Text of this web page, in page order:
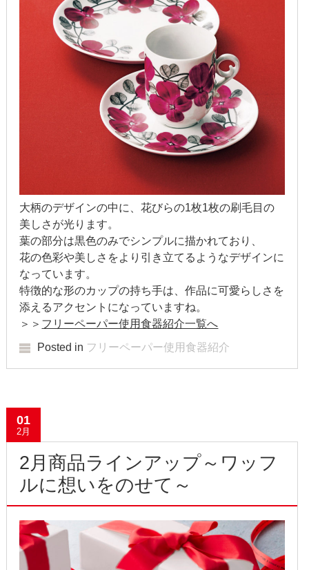
2019年8月
2019年7月
2019年6月
2019年5月
2019年4月
2019年3月
2019年2月
2018年12月
2018年11月
2018年10月
2018年9月
2018年6月
2018年5月
2018年3月
2018年2月
大柄のデザインの中に、花びらの1枚1枚の刷毛目の
美しさが光ります。
葉の部分は黒色のみでシンプルに描かれており、
花の色彩や美しさをより引き立てるようなデザインに
なっています。
特徴的な形のカップの持ち手は、作品に可愛らしさを
添えるアクセントになっていますね。
＞＞ フリーペーパー使用食器紹介一覧へ
Posted in フリーペーパー使用食器紹介
01
2月
2月商品ラインアップ～ワッフ
ルに想いをのせて～